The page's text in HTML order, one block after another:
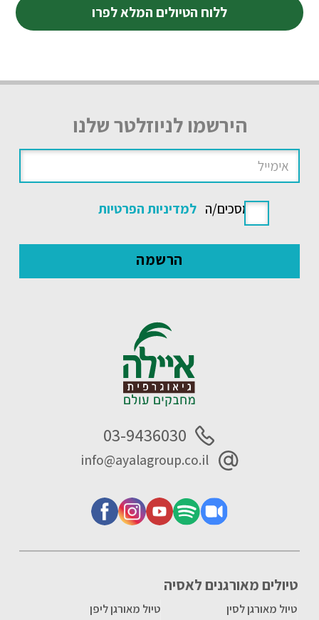
ללוח הטיולים המלא לפרו
הירשמו לניוזלטר שלנו
אני מסכים/ה למדיניות הפרטיות
טיולים מאורגנים לאסיה
טיול מאורגן לסין
טיול מאורגן ליפן
03-9436030
info@ayalagroup.co.il